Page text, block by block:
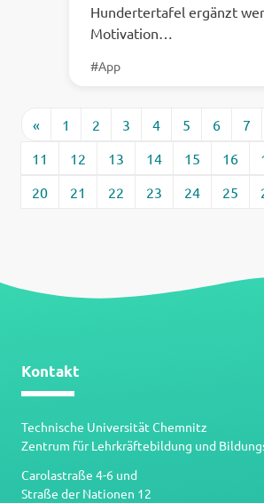
Hundertertafel ergänzt
Motivation…
#App
« 1 2 3 4 5 6 7
11
12 13 14 15 16
20
21 22 23 24 25
Kontakt
Technische Universität Chemnitz
Zentrum für Lehrkräftebildung und
Carolastraße 4-6 und
Straße der Nationen 12